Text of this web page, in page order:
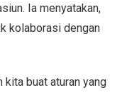
Ia menyatakan,
kolaborasi dengan
kita buat aturan yang